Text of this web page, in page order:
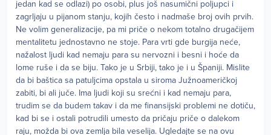
jedan kad se odlazi) po osobi, plus još nasumični poljupci i
zagrljaju u pijanom stanju, kojih često i nadmaše broj ovih prvih.
Ne volim generalizacije, pa mi priče o nekom totalno drugačijem
mentalitetu jednostavno ne stoje. Para vrti gde burgija neće,
nažalost ljudi kad nemaju para su nervozni i besni i hoće da
lome ruše i da se biju. Tako je u Srbiji, tako je i u Španiji. Mislite
da bi baštica sa patuljcima opstala u siroma Južnoameričkoj
zabiti, bi ali juče. Ima ljudi koji su srećni i kad nemaju para,
trudim se da budem takav i da me finansijski problemi ne dotiču,
kad bi se i ostali potrudili umesto da pričaju priče o dalekom
raju, možda bi ova zemlja bila veselija. Ugledajte se na ovu